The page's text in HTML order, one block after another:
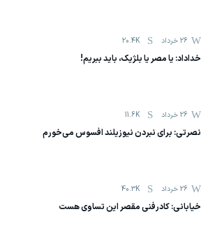
26 خرداد 20.4K
خداداد: یا مصر یا بلژیک، باید ببریم!
26 خرداد 11.6K
نصرتی: برای نبردن نیوزیلند افسوس می‌خورم
26 خرداد 40.3K
خیابانی: کادرفنی مقصر این تساوی هست